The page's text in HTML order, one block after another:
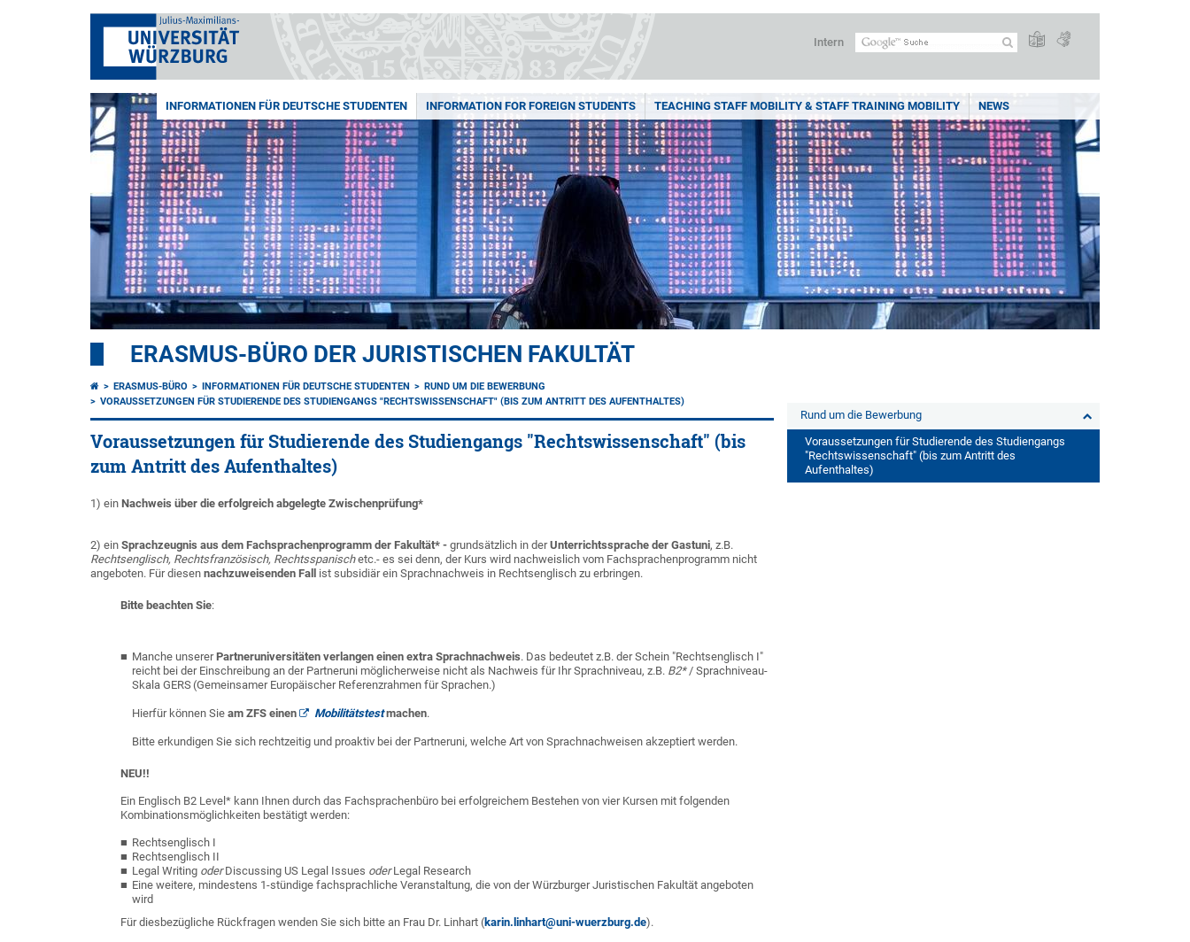
Intern
INFORMATIONEN FÜR DEUTSCHE STUDENTEN INFORMATION FOR FOREIGN STUDENTS TEACHING STAFF MOBILITY & STAFF TRAINING MOBILITY NEWS
ERASMUS-BÜRO DER JURISTISCHEN FAKULTÄT
ERASMUS-BÜRO INFORMATIONEN FÜR DEUTSCHE STUDENTEN
RUND UM DIE BEWERBUNG
VORAUSSETZUNGEN FÜR STUDIERENDE DES STUDIENGANGS "RECHTSWISSENSCHAFT" (BIS ZUM ANTRITT DES AUFENTHALTES)
Voraussetzungen für Studierende des Studiengangs "Rechtswissenschaft" (bis
zum Antritt des Aufenthaltes)
1) ein Nachweis über die erfolgreich abgelegte Zwischenprüfung*
2) ein Sprachzeugnis aus dem Fachsprachenprogramm der Fakultät* - grundsätzlich in derUnterrichtssprache der Gastuni, z.B.
Rechtsenglisch, Rechtsfranzösisch, Rechtsspanischetc.- es sei denn, der Kurs wird nachweislich vom Fachsprachenprogramm nicht
angeboten. Für diesen nachzuweisenden Fall ist subsidiär ein Sprachnachweis in Rechtsenglisch zu erbringen.
Bitte beachten Sie:
Manche unsererPartneruniversitäten verlangen einen extra Sprachnachweis. Das bedeutet z.B. der Schein "Rechtsenglisch I"
reicht bei der Einschreibung an der Partneruni möglicherweise nicht als Nachweis für Ihr Sprachniveau, z.B. B2*/ Sprachniveau-
Skala GERS (Gemeinsamer Europäischer Referenzrahmen für Sprachen.)
Hierfür können Sie am ZFS einen Mobilitätstest machen.
Bitte erkundigen Sie sich rechtzeitig und proaktiv bei der Partneruni, welche Art von Sprachnachweisen akzeptiert werden.
NEU!!
Ein Englisch B2 Level* kann Ihnen durch das Fachsprachenbüro bei erfolgreichem Bestehen von vier Kursen mit folgenden
Kombinationsmöglichkeiten bestätigt werden:
Rechtsenglisch I
Rechtsenglisch II
Legal Writing oderDiscussing US Legal Issues oderLegal Research
Eine weitere, mindestens 1-stündige fachsprachliche Veranstaltung, die von der Würzburger Juristischen Fakultät angeboten
wird
Für diesbezügliche Rückfragen wenden Sie sich bitte an Frau Dr. Linhart (karin.linhart@uni-wuerzburg.de).
Rund um die Bewerbung
Voraussetzungen für Studierende des Studiengangs
"Rechtswissenschaft" (bis zum Antritt des
Aufenthaltes)